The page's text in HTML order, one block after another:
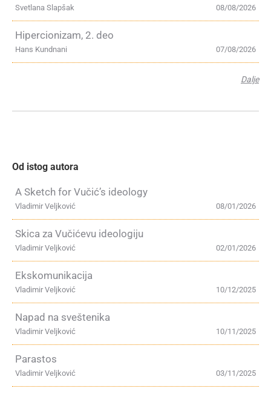
08/08/2026
Svetlana Slapšak
Hipercionizam, 2. deo
07/08/2026
Hans Kundnani
Dalje
Od istog autora
A Sketch for Vučić’s ideology
08/01/2026
Vladimir Veljković
Skica za Vučićevu ideologiju
02/01/2026
Vladimir Veljković
Ekskomunikacija
10/12/2025
Vladimir Veljković
Napad na sveštenika
10/11/2025
Vladimir Veljković
Parastos
03/11/2025
Vladimir Veljković